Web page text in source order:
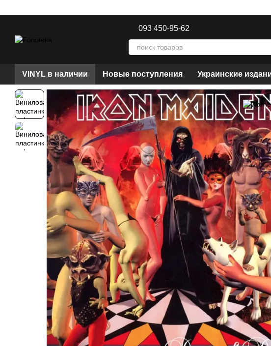
093 450-95-62
VINYL в наличии Новые поступления Украинские